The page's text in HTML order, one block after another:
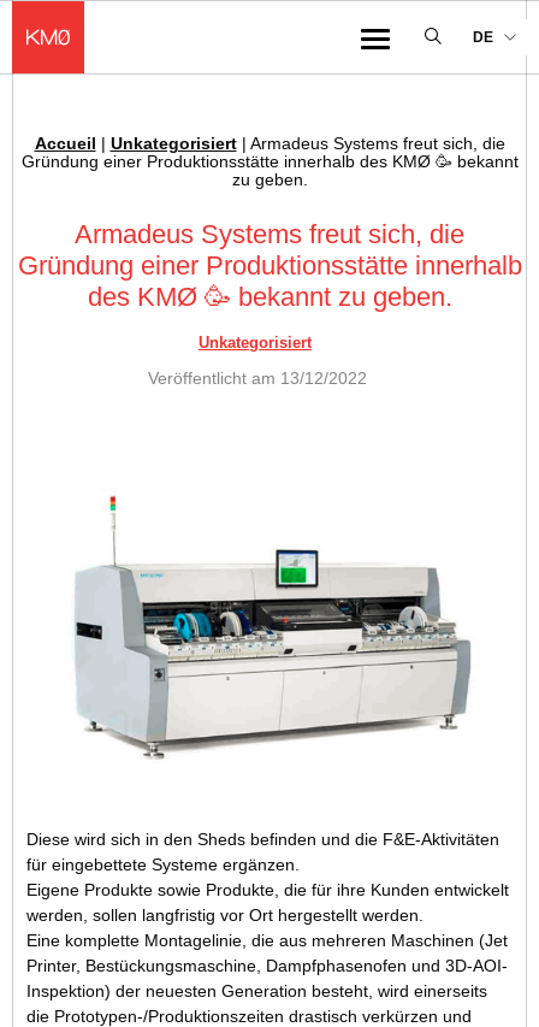
Menu
DE
Ariadnefaden :
Accueil | Unkategorisiert | Armadeus Systems freut sich, die
Gründung einer Produktionsstätte innerhalb des KMØ 🥳 bekannt
zu geben.
Armadeus Systems freut sich, die
Gründung einer Produktionsstätte innerhalb
des KMØ 🥳 bekannt zu geben.
Unkategorisiert
Veröffentlicht am 13/12/2022
Diese wird sich in den Sheds befinden und die F&E-Aktivitäten
für eingebettete Systeme ergänzen.
Eigene Produkte sowie Produkte, die für ihre Kunden entwickelt
werden, sollen langfristig vor Ort hergestellt werden.
Eine komplette Montagelinie, die aus mehreren Maschinen (Jet
Printer, Bestückungsmaschine, Dampfphasenofen und 3D-AOI-
Inspektion) der neuesten Generation besteht, wird einerseits
die Prototypen-/Produktionszeiten drastisch verkürzen und